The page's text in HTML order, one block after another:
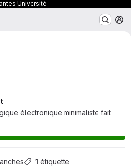
Université
électronique minimaliste fait
1 étiquette